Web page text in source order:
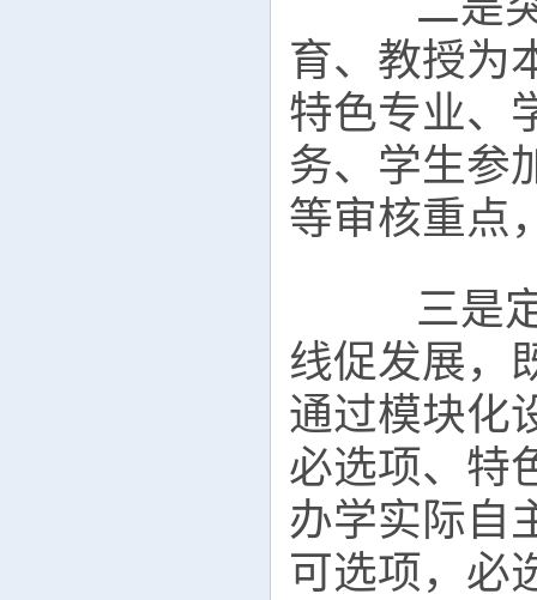
育、教授为
特色专业、
务、学生参
等审核重点
三是定
线促发展，
通过模块化
必选项、特
办学实际自
可选项，必